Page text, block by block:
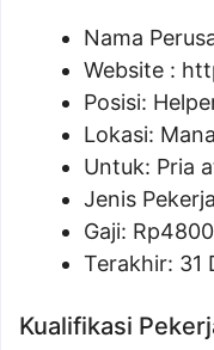
Nama
Website :
Posisi:
Lokasi:
Untuk: Pria
Jenis
Gaji: Rp
Terakhir: 31
Kualifikasi